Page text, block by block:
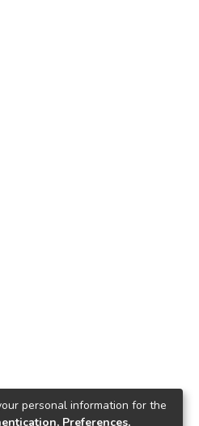
personal information for the
Preferences,